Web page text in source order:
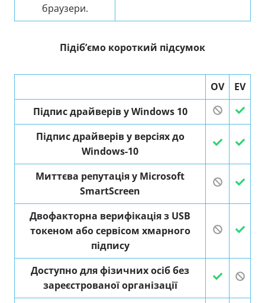
браузери.
Підіб’ємо короткий підсумок
OV
EV
Підпис драйверів у Windows 10
Підпис драйверів у версіях до
Windows-10
Миттєва репутація у Microsoft
SmartScreen
Двофакторна верифікація з USB
токеном або сервісом хмарного
підпису
Доступно для фізичних осіб без
зареєстрованої організації